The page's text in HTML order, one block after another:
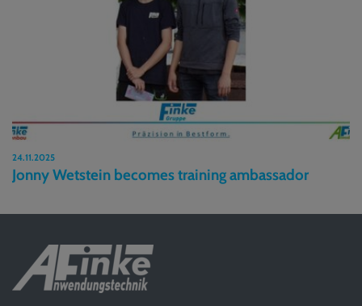
24.11.2025
Jonny Wetstein becomes training ambassador